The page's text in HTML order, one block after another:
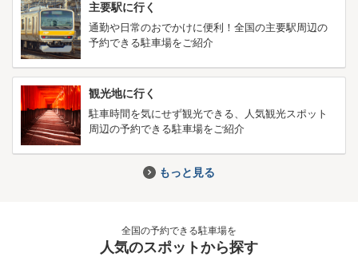
主要駅に行く
通勤や日常のおでかけに便利！全国の主要駅周辺の
予約できる駐車場をご紹介
観光地に行く
駐車時間を気にせず観光できる、人気観光スポット
周辺の予約できる駐車場をご紹介
もっと見る
全国の予約できる駐車場を
人気のスポットから探す